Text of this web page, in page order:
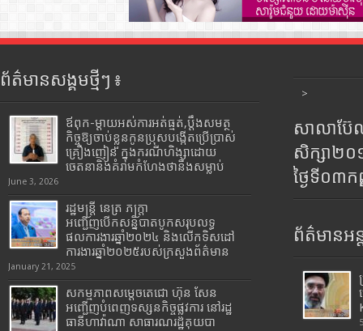
ព័ត៌មានសង្គមថ្មីៗ ៖
ឪពុក-ម្ដាយអស់ការអត់ធ្មត់,ប្ដឹងសមត្ថ
កិច្ចឱ្យចាប់ខ្លួនកូនប្រុសបង្កើតប្រើប្រាស់
គ្រឿងញៀន ក្នុងករណីហិង្សាដោយ
ចេតនានិងគំរាមកំហែងថានឹងសម្លាប់
June 3, 2026
រដ្ឋមន្រ្តី​ នេត្រ​ ភក្ត្រា​
អញ្ជើញបើកសន្និបាតបូកសរុបលទ្ធ
ផលការងារឆ្នាំ២០២៤ និងលើកទិសដៅ
ការងារឆ្នាំ២០២៥របស់​ក្រសួង​ព័ត៌មាន​
January 21, 2025
សកម្មភាពសម្តេចតេជោ ហ៊ុន សែន
អញ្ជើញបំពេញទស្សនកិច្ចផ្លូវការ នៅរដ្ឋ
ធានីហាវ៉ាណា សាធារណរដ្ឋគុយបា
>
សាលាប៊ែ
សិក្សា២
ថ្ងៃទី០៣
ព័ត៌មានអន្